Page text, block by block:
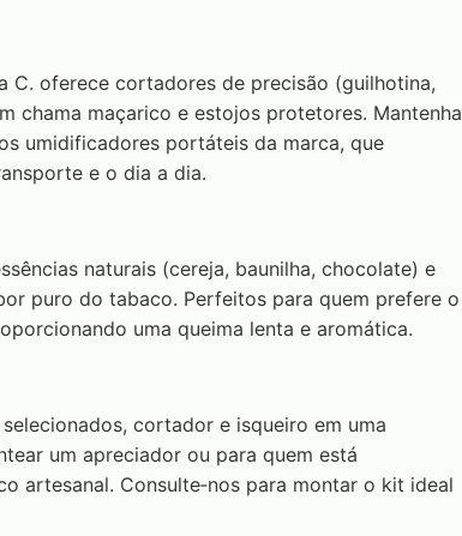
C. oferece cortadores de precisão (guilhotina,
chama maçarico e estojos protetores. Mantenha
umidificadores portáteis da marca, que
e o dia a dia.
naturais (cereja, baunilha, chocolate) e
puro do tabaco. Perfeitos para quem prefere o
uma queima lenta e aromática.
cortador e isqueiro em uma
um apreciador ou para quem está
artesanal. Consulte‑nos para montar o kit ideal